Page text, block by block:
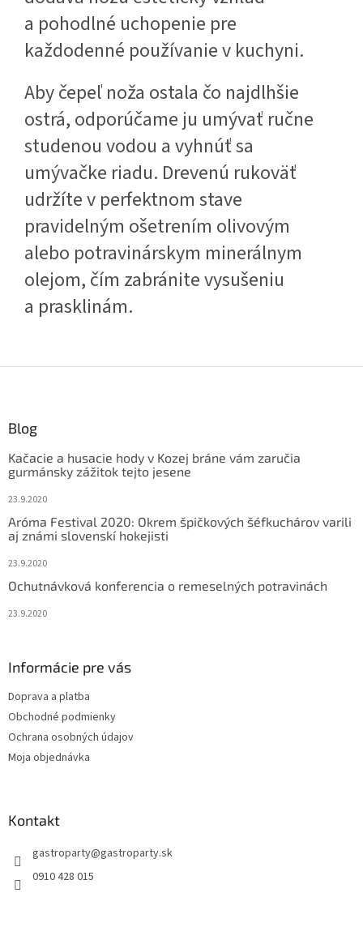
a pohodlné uchopenie pre
každodenné používanie v kuchyni.
Aby čepeľ noža ostala čo najdlhšie
ostrá, odporúčame ju umývať ručne
studenou vodou a vyhnúť sa
umývačke riadu. Drevenú rukoväť
udržíte v perfektnom stave
pravidelným ošetrením olivovým
alebo potravinárskym minerálnym
olejom, čím zabránite vysušeniu
a prasklinám.
Blog
Kačacie a husacie hody v Kozej bráne vám zaručia
gurmánsky zážitok tejto jesene
23.9.2020
Aróma Festival 2020: Okrem špičkových šéfkuchárov varili
aj známi slovenskí hokejisti
23.9.2020
Ochutnávková konferencia o remeselných potravinách
23.9.2020
Informácie pre vás
Doprava a platba
Obchodné podmienky
Ochrana osobných údajov
Moja objednávka
Kontakt
gastroparty@gastroparty.sk
0910 428 015